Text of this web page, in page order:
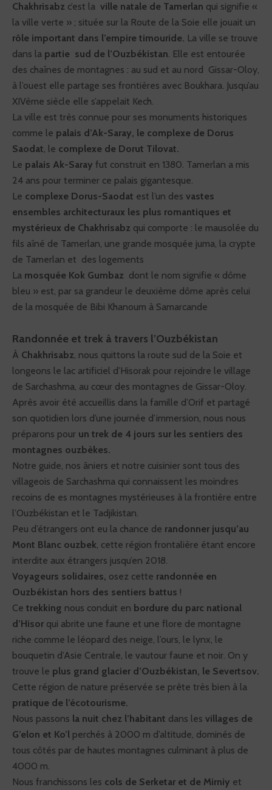
Chakhrisabz c’est la ville natale de Tamerlan qui signifie «
la ville verte » ; située sur la Route de la Soie elle jouait un
rôle important dans l’empire timouride. La ville se trouve
dans la partie sud de l’Ouzbékistan. Elle est entourée
des chaînes de montagnes : au sud et au nord Gissar-Oloy,
à l’ouest elle partage ses frontières avec Boukhara. Jusqu’au
XIVème siècle elle s’appelait Kech.
La ville est très connue pour ses monuments historiques
comme le palais d’Ak-Saray, le complexe de Dorus
Saodat, le complexe de Dorut Tilovat.
Le palais Ak-Saray fut construit en 1380. Tamerlan a mis
24 ans pour terminer ce palais gigantesque.
Le complexe Dorus-Saodat est l’un des vastes
ensembles architecturaux les plus romantiques et
mystérieux de Chakhrisabz qui comporte : le mausolée du
fils aîné de Tamerlan, une grande mosquée juma, la crypte
de Tamerlan et des logements
La mosquée Kok Gumbaz dont le nom signifie « dôme
bleu » est, par sa grandeur le deuxième dôme après celui
de la mosquée de Bibi Khanoum à Samarcande
Randonnée et trek à travers l’Ouzbékistan
À Chakhrisabz, nous quittons la route sud de la Soie et
longeons le lac artificiel d’Hisorak pour rejoindre le village
de Sarchashma, au cœur des montagnes de Gissar-Oloy.
Après avoir été accueillis dans la famille d’Orif et partagé
son quotidien lors d’une journée d’immersion, nous nous
préparons pour un trek de 4 jours sur les sentiers des
montagnes ouzbèkes.
Notre guide, nos âniers et notre cuisinier sont tous des
villageois de Sarchashma qui connaissent les moindres
recoins de es montagnes mystérieuses à la frontière entre
l’Ouzbékistan et le Tadjikistan.
Peu d’étrangers ont eu la chance de randonner jusqu’au
Mont Blanc ouzbek, cette région frontalière étant encore
interdite aux étrangers jusqu’en 2018.
Voyageurs solidaires, osez cette randonnée en
Ouzbékistan hors des sentiers battus !
Ce trekking nous conduit en bordure du parc national
d’Hisor qui abrite une faune et une flore de montagne
riche comme le léopard des neige, l’ours, le lynx, le
bouquetin d’Asie Centrale, le vautour faune et noir. On y
trouve le plus grand glacier d’Ouzbékistan, le Severtsov.
Cette région de nature préservée se prête très bien à la
pratique de l’écotourisme.
Nous passons la nuit chez l’habitant dans les villages de
G’elon et Ko’l perchés à 2000 m d’altitude, dominés de
tous côtés par de hautes montagnes culminant à plus de
4000 m.
Nous franchissons les cols de Serketar et de Mirniy et